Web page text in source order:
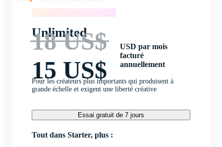
Unlimited
18 US$
15 US$
USD par mois
facturé
annuellement
Pour les créateurs plus importants qui produisent à
grande échelle et exigent une liberté créative
Essai gratuit de 7 jours
Tout dans Starter, plus :